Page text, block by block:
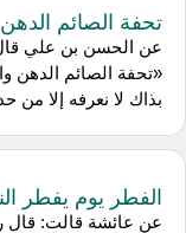
تحفة الصائم
عن الحسن بن علي
«تحفة الصائم الدهن
بذاك لا نعرفه إلا
الفطر يوم يفطر
عن عائشة قالت: قال